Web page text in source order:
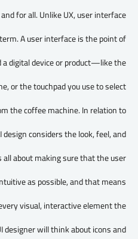
for all. Unlike UX, user interface
A user interface is the point of
digital device or product—like the
or the touchpad you use to select
the coffee machine. In relation to
considers the look, feel, and
about making sure that the user
as possible, and that means
visual, interactive element the
designer will think about icons and